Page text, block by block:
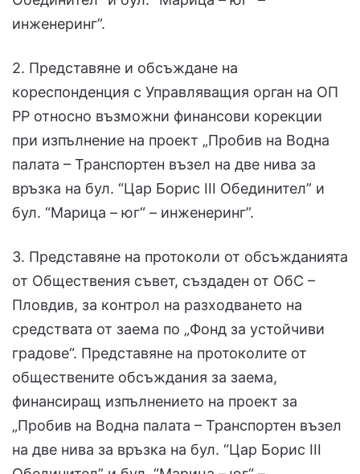
инженеринг”.
2. Представяне и обсъждане на
кореспонденция с Управляващия орган на ОП
РР относно възможни финансови корекции
при изпълнение на проект „Пробив на Водна
палата – Транспортен възел на две нива за
връзка на бул. “Цар Борис III Обединител” и
бул. “Марица – юг“ – инженеринг”.
3. Представяне на протоколи от обсъжданията
от Обществения съвет, създаден от ОбС –
Пловдив, за контрол на разходването на
средствата от заема по „Фонд за устойчиви
градове“. Представяне на протоколите от
обществените обсъждания за заема,
финансиращ изпълнението на проект за
„Пробив на Водна палата – Транспортен възел
на две нива за връзка на бул. “Цар Борис III